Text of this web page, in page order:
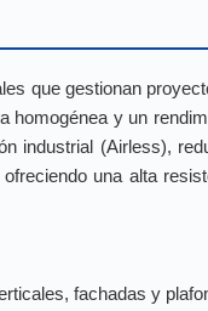
que gestionan
y un
industrial (Airless),
una alta
fachadas y